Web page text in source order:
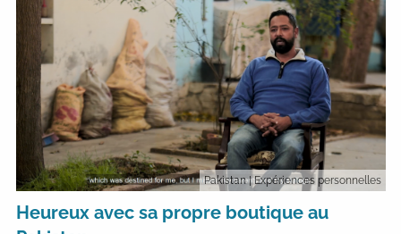
Pakistan| Expériences personnelles
Heureux avec sa propre boutique au